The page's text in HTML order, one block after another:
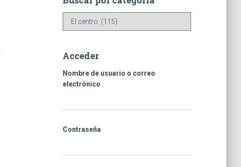
p
m
e
s
a
r
p
g
Acceder
Nombre de usuario o correo
electrónico
Contraseña